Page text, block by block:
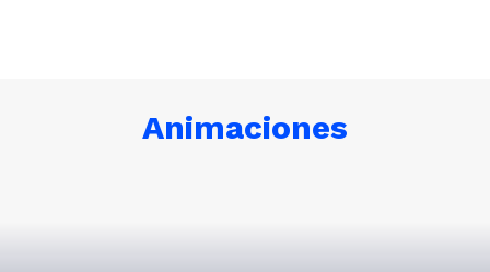
Animaciones